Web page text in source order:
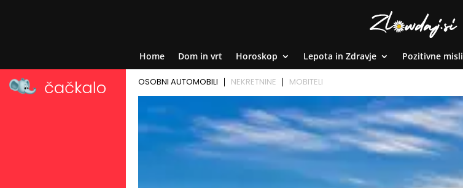
Home Dom in vrt Horoskop Lepota in Zdravje Pozitivne misli